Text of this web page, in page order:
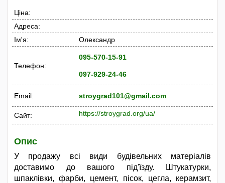
Ціна:
Адреса:
Ім'я:
Олександр
Телефон:
095-570-15-91
097-929-24-46
Email: stroygrad101@gmail.com
Сайт: https://stroygrad.org/ua/
Опис
У продажу всі види будівельних матеріалів
доставимо до вашого під'їзду. Штукатурки,
шпаклівки, фарби, цемент, пісок, цегла, керамзит,